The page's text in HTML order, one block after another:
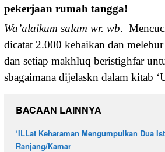
pekerjaan rumah tangga!
Wa’alaikum salam wr. wb.
dicatat 2.000 kebaikan dan
dan setiap makhluq beristighfar
sbagaimana dijelaskn dalam kitab
BACAAN LAINNYA
‘ILLat Keharaman Mengumpulkan Dua
Ranjang/Kamar